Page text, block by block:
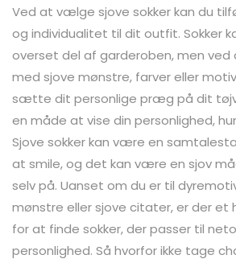
Ved at vælge sjove sokker kan du
og individualitet til dit outfit. Sokker
overset del af garderoben, men
med sjove mønstre, farver eller
sætte dit personlige præg på dit
en måde at vise din personlighed,
Sjove sokker kan være en
at smile, og det kan være en sjov
selv på. Uanset om du er til
mønstre eller sjove citater, er der et
for at finde sokker, der passer til
personlighed. Så hvorfor ikke tage